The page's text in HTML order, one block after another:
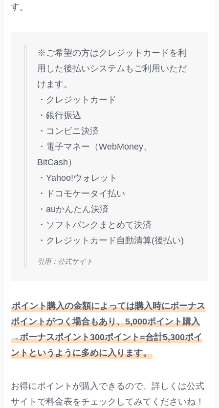
す。
※ご希望の方はクレジットカードを利
用した後払いシステムもご利用いただ
けます。
・クレジットカード
・銀行振込
・コンビニ決済
・電子マネー（WebMoney、
BitCash）
・Yahoo!ウォレット
・ドコモケータイ払い
・auかんたん決済
・ソフトバンクまとめて決済
・クレジットカード自動清算(後払い)
引用：公式サイト
ポイント購入の金額によっては購入時にボーナス
ポイントがつく場合もあり、5,000ポイント購入
→ボーナスポイント300ポイント=合計5,300ポイ
ントというように多めに入ります。
お得にポイントが購入できるので、詳しくは公式
サイトで料金表をチェックしてみてくださいね！